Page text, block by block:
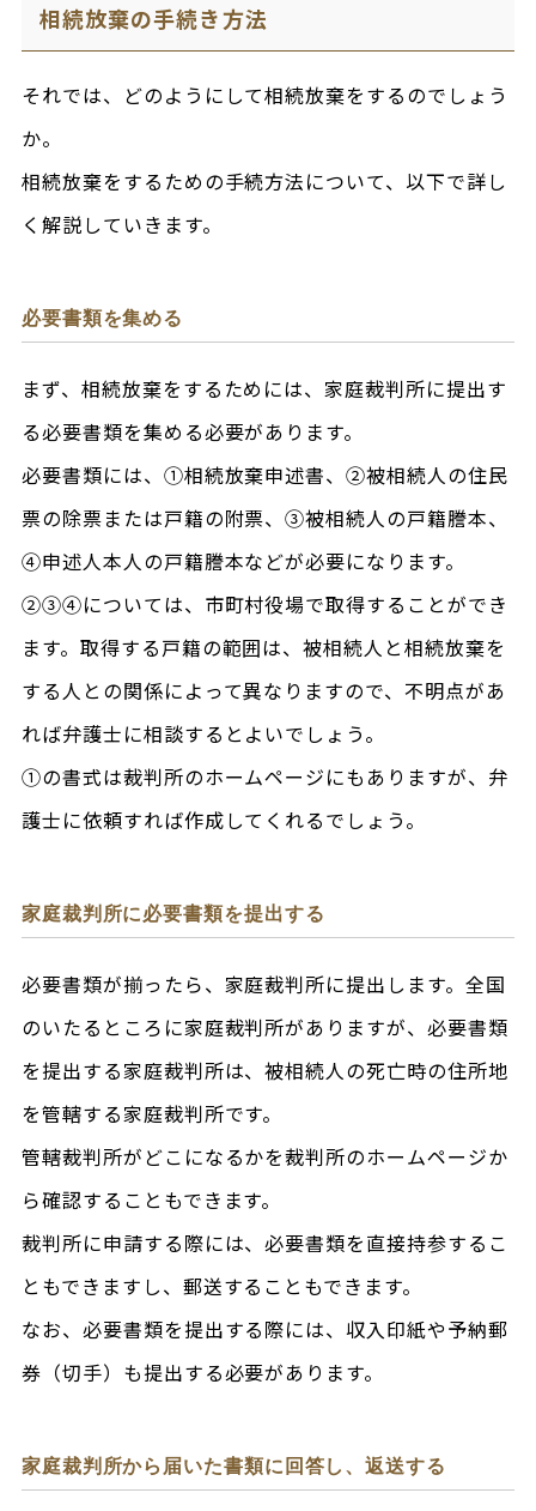
相続放棄の手続き方法
それでは、どのようにして相続放棄をするのでしょう
か。
相続放棄をするための手続方法について、以下で詳し
く解説していきます。
必要書類を集める
まず、相続放棄をするためには、家庭裁判所に提出す
る必要書類を集める必要があります。
必要書類には、①相続放棄申述書、②被相続人の住民
票の除票または戸籍の附票、③被相続人の戸籍謄本、
④申述人本人の戸籍謄本などが必要になります。
②③④については、市町村役場で取得することができ
ます。取得する戸籍の範囲は、被相続人と相続放棄を
する人との関係によって異なりますので、不明点があ
れば弁護士に相談するとよいでしょう。
①の書式は裁判所のホームページにもありますが、弁
護士に依頼すれば作成してくれるでしょう。
家庭裁判所に必要書類を提出する
必要書類が揃ったら、家庭裁判所に提出します。全国
のいたるところに家庭裁判所がありますが、必要書類
を提出する家庭裁判所は、被相続人の死亡時の住所地
を管轄する家庭裁判所です。
管轄裁判所がどこになるかを裁判所のホームページか
ら確認することもできます。
裁判所に申請する際には、必要書類を直接持参するこ
ともできますし、郵送することもできます。
なお、必要書類を提出する際には、収入印紙や予納郵
券（切手）も提出する必要があります。
家庭裁判所から届いた書類に回答し、返送する